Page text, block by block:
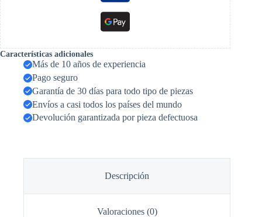
Características adicionales
Más de 10 años de experiencia
Pago seguro
Garantía de 30 días para todo tipo de piezas
Envíos a casi todos los países del mundo
Devolución garantizada por pieza defectuosa
Descripción
Valoraciones (0)